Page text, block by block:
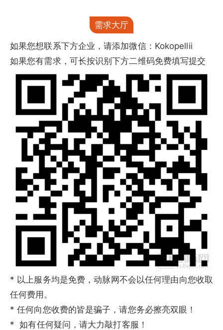
需求大厅
如果您想联系下方企业，请添加微信：Kokopellii
如果您有需求，可长按识别下方二维码免费填写提交
* 以上服务均是免费，动脉网不会以任何理由向您收取
任何费用。
* 任何向您收费的皆是骗子，请您务必擦亮双眼！
* 如有任何疑问，请大力敲打客服！